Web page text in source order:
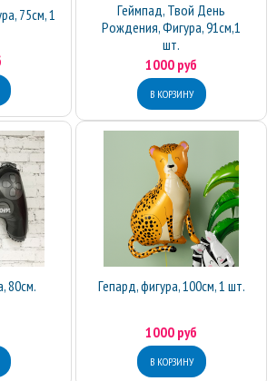
75см, 1
Геймпад, Твой День
Рождения, Фигура, 91см,1
шт.
1000 руб
80см. Гепард, фигура, 100см, 1 шт.
1000 руб